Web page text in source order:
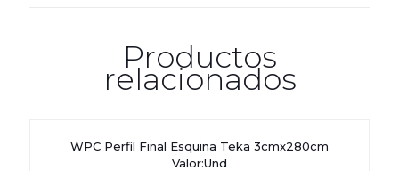
Productos
relacionados
WPC Perfil Final Esquina Teka 3cmx280cm
Valor:Und